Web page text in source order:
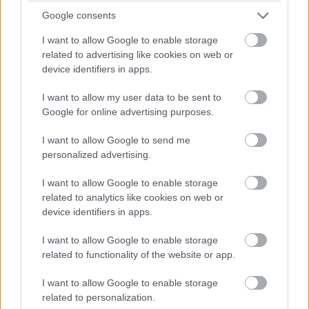
Google consents
I want to allow Google to enable storage
related to advertising like cookies on web or
device identifiers in apps.
I want to allow my user data to be sent to
Google for online advertising purposes.
I want to allow Google to send me
personalized advertising.
I want to allow Google to enable storage
related to analytics like cookies on web or
device identifiers in apps.
I want to allow Google to enable storage
related to functionality of the website or app.
I want to allow Google to enable storage
related to personalization.
folyamat, amely komoly kihívásokkal szembesíti az IT-
csapatokat, mivel a házon belül bevezetett technológiát
kénytelenek úgy felhőbe vinni vagy felhőalapú
megoldásokkal kiváltani, hogy közben az üzlet zavartalan
működéséről is gondoskodniuk kell. Az integrációs
feladatok ilyenkor megsokszorozódnak, mivel a meglévő
felhőszolgáltatásokkal kell összekapcsolniuk, és az új
felhőszolgáltatásokkal további felhőszolgáltatásokhoz
kapcsolódniuk. Korántsem egyszerű ez az átmenet a
hibrid környezetben, az üzlet számára ugyanakkor
döntően fontos, hogy a lehető leggördülékenyebb
épülő Cloud Migration Accelerator segítségével a
vállalatok az eddiginél egyszerűbben és könnyebben
kapcsolhatják össze alkalmazásaikat,
felhőszolgáltatásaikat és adataikat, gyorsabban és